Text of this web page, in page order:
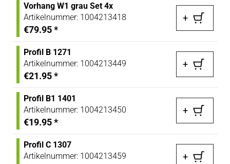
Vorhang W1 grau Set 4x
Artikelnummer: 1004213418
€79.95*
+
Profil B 1271
Artikelnummer: 1004213449
€21.95*
+
Profil B1 1401
Artikelnummer: 1004213450
€19.95*
+
Profil C 1307
Artikelnummer: 1004213459 +